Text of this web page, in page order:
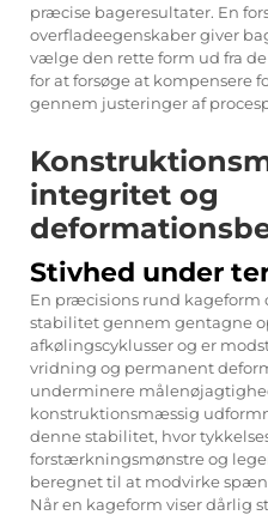
præcise bageresultater. En
overfladeegenskaber giver
vælge den rette form ud fra
for at forsøge at kompensere
gennem justeringer af
integritet og
Stivhed under
En præcisions rund
stabilitet gennem gentagne
afkølingscyklusser og er
vridning og permanent
underminere
konstruktionsmæssig
denne stabilitet, hvor
forstærkningsmønstre og
beregnet til at modvirke
Når en kageform viser dårlig